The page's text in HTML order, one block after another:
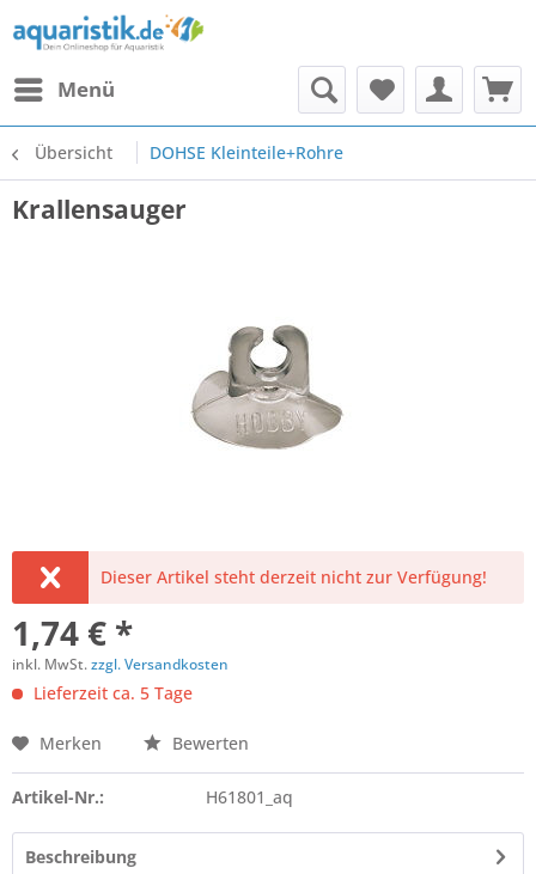
Menü
Übersicht DOHSE Kleinteile+Rohre
Krallensauger
Dieser Artikel steht derzeit nicht zur Verfügung!
1,74 € *
inkl. MwSt.zzgl. Versandkosten
Lieferzeit ca. 5 Tage
Merken Bewerten
Artikel-Nr.: H61801_aq
Beschreibung